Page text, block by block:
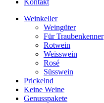
Weinkeller
Weingüter
Für Traubenkenner
Rotwein
Weisswein
Rosé
Süsswein
Prickelnd
Keine Weine
Genusspakete